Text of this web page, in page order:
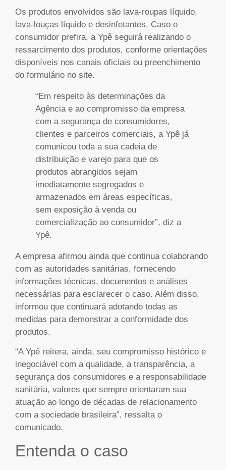
Os produtos envolvidos são lava-roupas líquido,
lava-louças líquido e desinfetantes. Caso o
consumidor prefira, a Ypê seguirá realizando o
ressarcimento dos produtos, conforme orientações
disponíveis nos canais oficiais ou preenchimento
do formulário no site.
“Em respeito às determinações da
Agência e ao compromisso da empresa
com a segurança de consumidores,
clientes e parceiros comerciais, a Ypê já
comunicou toda a sua cadeia de
distribuição e varejo para que os
produtos abrangidos sejam
imediatamente segregados e
armazenados em áreas específicas,
sem exposição à venda ou
comercialização ao consumidor”, diz a
Ypê.
A empresa afirmou ainda que continua colaborando
com as autoridades sanitárias, fornecendo
informações técnicas, documentos e análises
necessárias para esclarecer o caso. Além disso,
informou que continuará adotando todas as
medidas para demonstrar a conformidade dos
produtos.
“A Ypê reitera, ainda, seu compromisso histórico e
inegociável com a qualidade, a transparência, a
segurança dos consumidores e a responsabilidade
sanitária, valores que sempre orientaram sua
atuação ao longo de décadas de relacionamento
com a sociedade brasileira”, ressalta o
comunicado.
Entenda o caso